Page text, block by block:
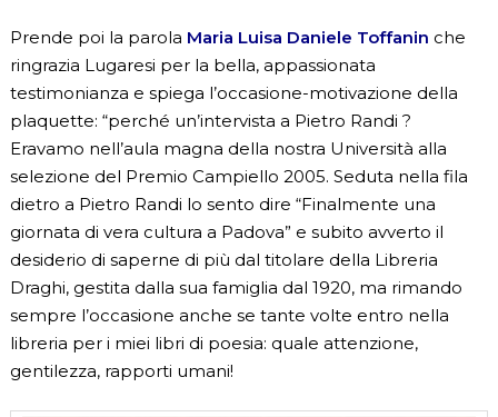
Prende poi la parola Maria Luisa Daniele Toffanin che
ringrazia Lugaresi per la bella, appassionata
testimonianza e spiega l’occasione-motivazione della
plaquette: “perché un’intervista a Pietro Randi ?
Eravamo nell’aula magna della nostra Università alla
selezione del Premio Campiello 2005. Seduta nella fila
dietro a Pietro Randi lo sento dire “Finalmente una
giornata di vera cultura a Padova” e subito avverto il
desiderio di saperne di più dal titolare della Libreria
Draghi, gestita dalla sua famiglia dal 1920, ma rimando
sempre l’occasione anche se tante volte entro nella
libreria per i miei libri di poesia: quale attenzione,
gentilezza, rapporti umani!